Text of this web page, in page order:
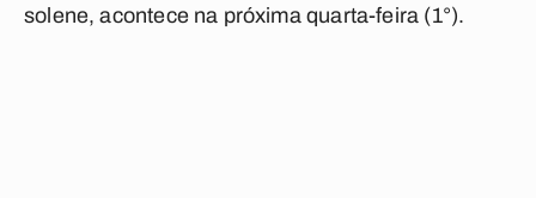
solene, acontece na próxima quarta-feira (1°).